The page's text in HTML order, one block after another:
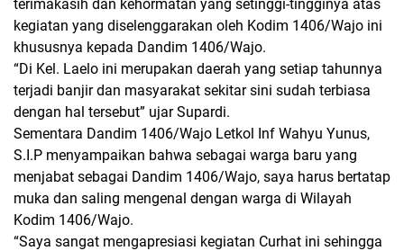
terimakasih dan kehormatan yang setinggi-tingginya atas
kegiatan yang diselenggarakan oleh Kodim 1406/Wajo ini
khususnya kepada Dandim 1406/Wajo.
“Di Kel. Laelo ini merupakan daerah yang setiap tahunnya
terjadi banjir dan masyarakat sekitar sini sudah terbiasa
dengan hal tersebut” ujar Supardi.
Sementara Dandim 1406/Wajo Letkol Inf Wahyu Yunus,
S.I.P menyampaikan bahwa sebagai warga baru yang
menjabat sebagai Dandim 1406/Wajo, saya harus bertatap
muka dan saling mengenal dengan warga di Wilayah
Kodim 1406/Wajo.
“Saya sangat mengapresiasi kegiatan Curhat ini sehingga